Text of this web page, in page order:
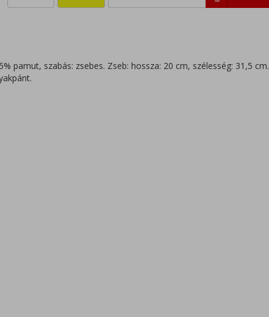
pamut, szabás: zsebes. Zseb: hossza: 20 cm, szélesség: 31,5 cm.